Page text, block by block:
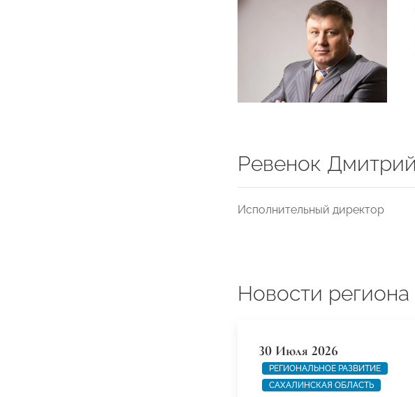
Ревенок
Исполнительный директор
Новости региона
30 Июля 2026
РЕГИОНАЛЬНОЕ РАЗВИТИЕ
САХАЛИНСКАЯ ОБЛАСТЬ